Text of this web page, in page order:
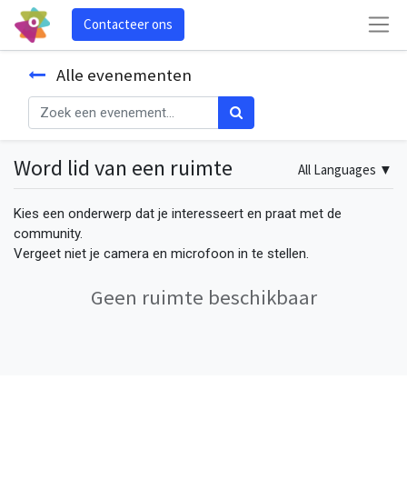
Contacteer ons
Alle evenementen
Word lid van een ruimte All Languages ▼
Kies een onderwerp dat je interesseert en praat met de
community.
Vergeet niet je camera en microfoon in te stellen.
Geen ruimte beschikbaar